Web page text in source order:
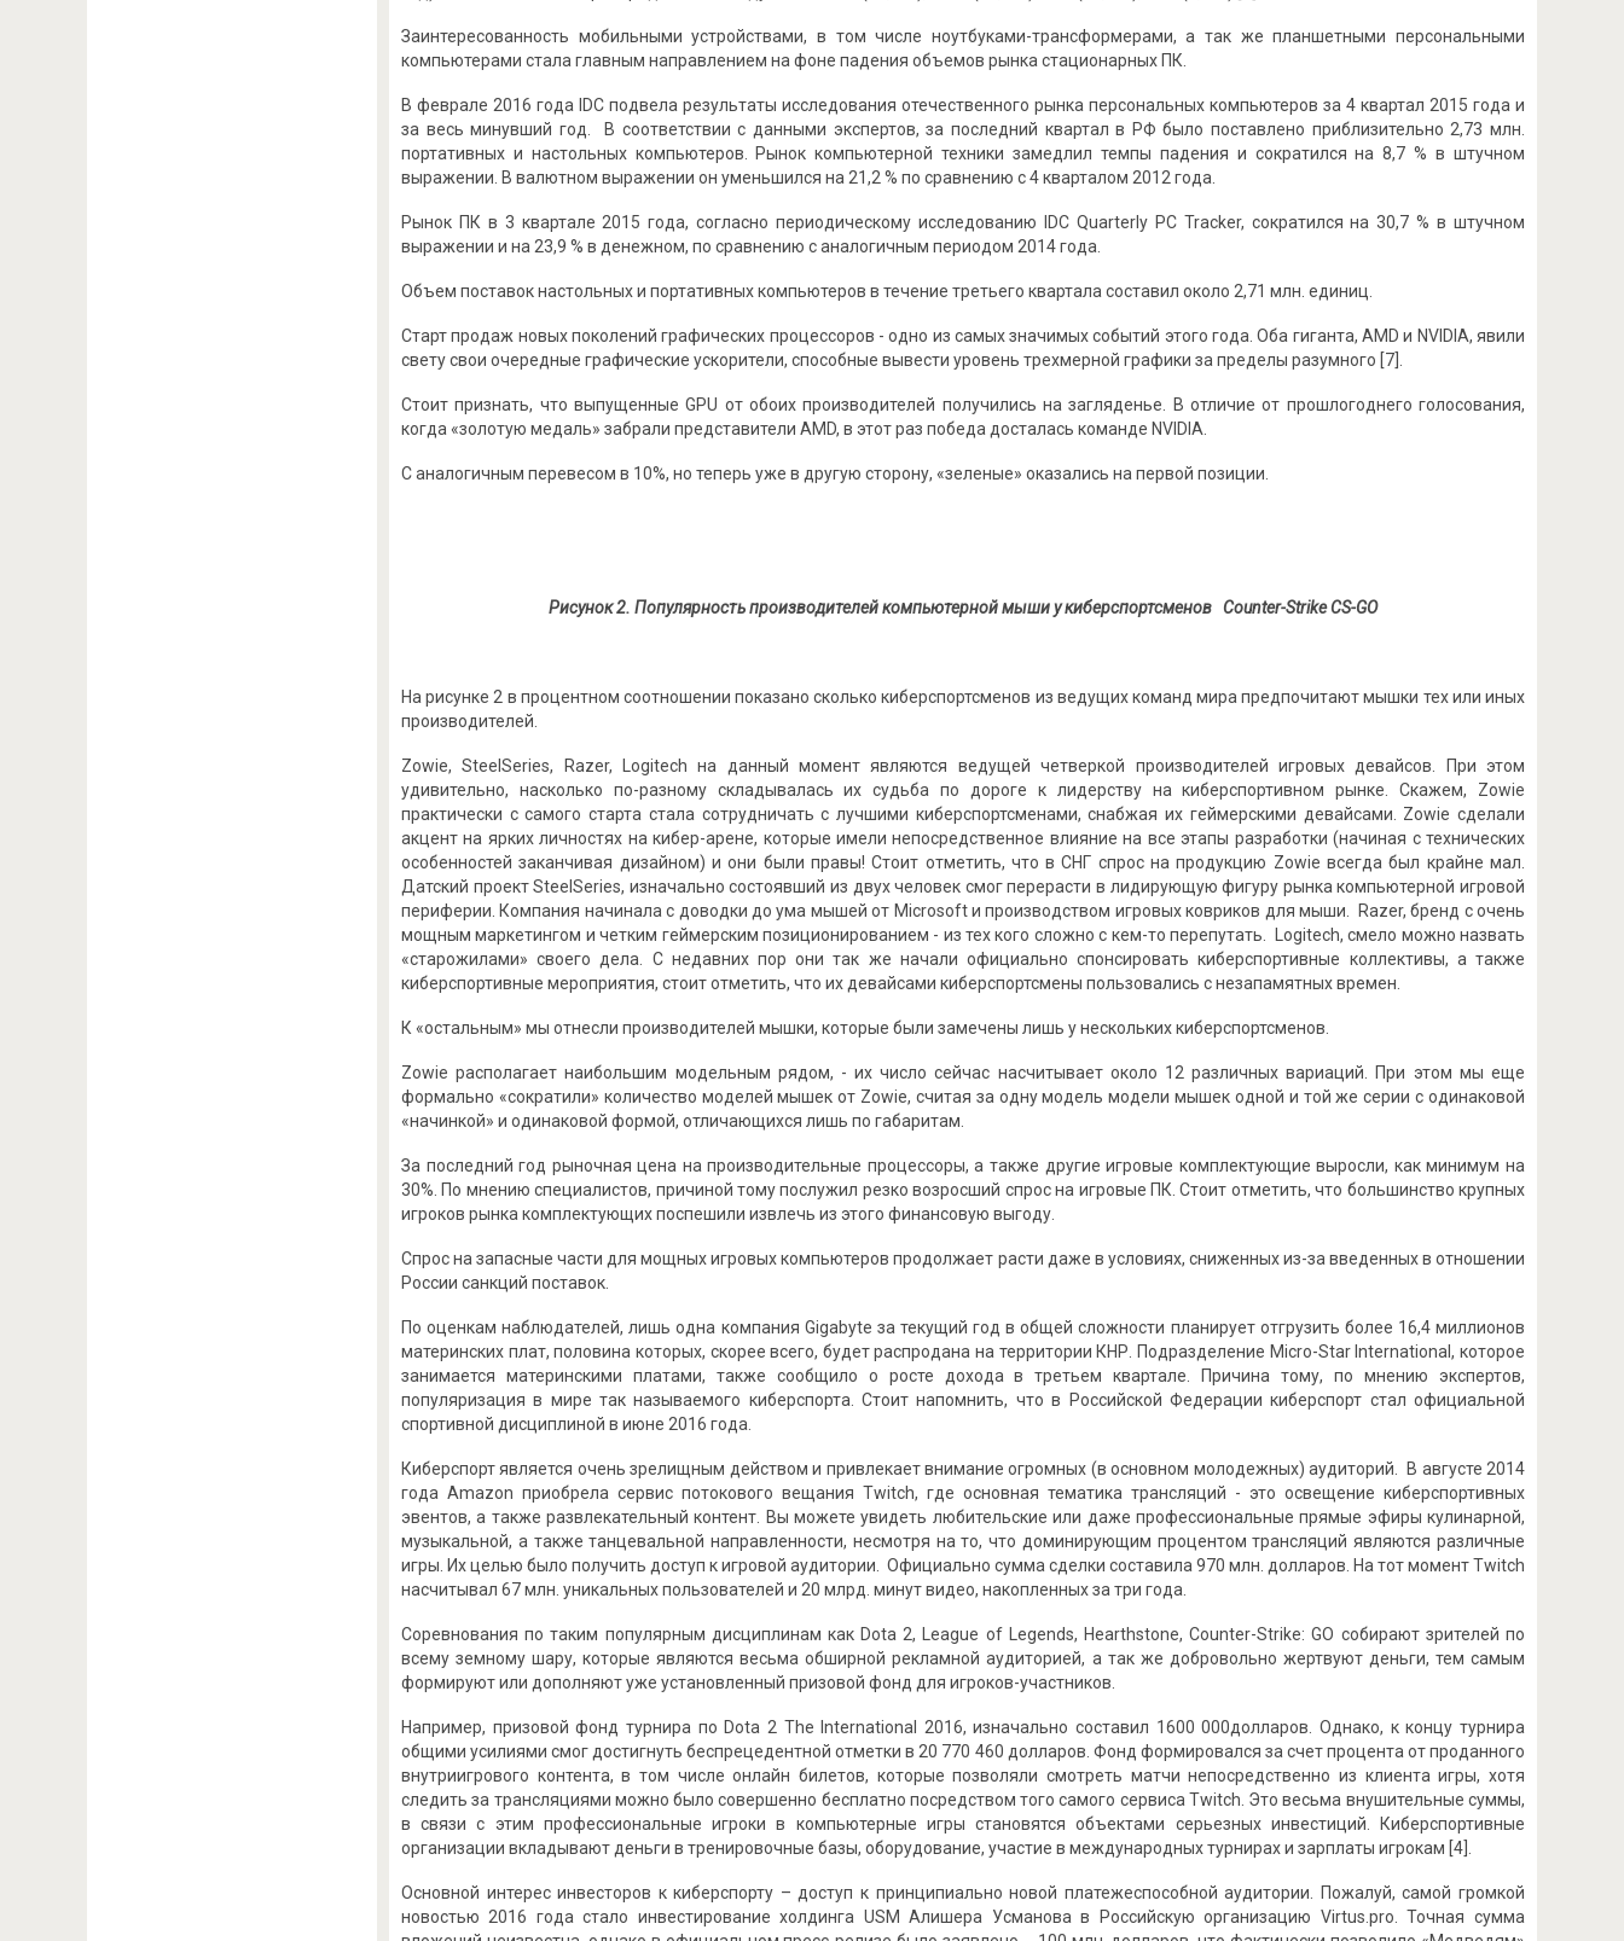
Заинтересованность мобильными устройствами, в том числе ноутбуками-трансформерами, а так же планшетными персональными
компьютерами стала главным направлением на фоне падения объемов рынка стационарных ПК.
В феврале 2016 года IDC подвела результаты исследования отечественного рынка персональных компьютеров за 4 квартал 2015 года и
за весь минувший год. В соответствии с данными экспертов, за последний квартал в РФ было поставлено приблизительно 2,73 млн.
портативных и настольных компьютеров. Рынок компьютерной техники замедлил темпы падения и сократился на 8,7 % в штучном
выражении. В валютном выражении он уменьшился на 21,2 % по сравнению с 4 кварталом 2012 года.
Рынок ПК в 3 квартале 2015 года, согласно периодическому исследованию IDC Quarterly PC Tracker, сократился на 30,7 % в штучном
выражении и на 23,9 % в денежном, по сравнению с аналогичным периодом 2014 года.
Объем поставок настольных и портативных компьютеров в течение третьего квартала составил около 2,71 млн. единиц.
Старт продаж новых поколений графических процессоров - одно из самых значимых событий этого года. Оба гиганта, AMD и NVIDIA, явили
свету свои очередные графические ускорители, способные вывести уровень трехмерной графики за пределы разумного [7].
Стоит признать, что выпущенные GPU от обоих производителей получились на загляденье. В отличие от прошлогоднего голосования,
когда «золотую медаль» забрали представители AMD, в этот раз победа досталась команде NVIDIA.
С аналогичным перевесом в 10%, но теперь уже в другую сторону, «зеленые» оказались на первой позиции.
Рисунок 2. Популярность производителей компьютерной мыши у киберспортсменов Counter-Strike CS-GO
На рисунке 2 в процентном соотношении показано сколько киберспортсменов из ведущих команд мира предпочитают мышки тех или иных
производителей.
Zowie, SteelSeries, Razer, Logitech на данный момент являются ведущей четверкой производителей игровых девайсов. При этом
удивительно, насколько по-разному складывалась их судьба по дороге к лидерству на киберспортивном рынке. Скажем, Zowie
практически с самого старта стала сотрудничать с лучшими киберспортсменами, снабжая их геймерскими девайсами. Zowie сделали
акцент на ярких личностях на кибер-арене, которые имели непосредственное влияние на все этапы разработки (начиная с технических
особенностей заканчивая дизайном) и они были правы! Стоит отметить, что в СНГ спрос на продукцию Zowie всегда был крайне мал.
Датский проект SteelSeries, изначально состоявший из двух человек смог перерасти в лидирующую фигуру рынка компьютерной игровой
периферии. Компания начинала с доводки до ума мышей от Microsoft и производством игровых ковриков для мыши. Razer, бренд с очень
мощным маркетингом и четким геймерским позиционированием - из тех кого сложно с кем-то перепутать. Logitech, смело можно назвать
«старожилами» своего дела. С недавних пор они так же начали официально спонсировать киберспортивные коллективы, а также
киберспортивные мероприятия, стоит отметить, что их девайсами киберспортсмены пользовались с незапамятных времен.
К «остальным» мы отнесли производителей мышки, которые были замечены лишь у нескольких киберспортсменов.
Zowie располагает наибольшим модельным рядом, - их число сейчас насчитывает около 12 различных вариаций. При этом мы еще
формально «сократили» количество моделей мышек от Zowie, считая за одну модель модели мышек одной и той же серии с одинаковой
«начинкой» и одинаковой формой, отличающихся лишь по габаритам.
За последний год рыночная цена на производительные процессоры, а также другие игровые комплектующие выросли, как минимум на
30%. По мнению специалистов, причиной тому послужил резко возросший спрос на игровые ПК. Стоит отметить, что большинство крупных
игроков рынка комплектующих поспешили извлечь из этого финансовую выгоду.
Спрос на запасные части для мощных игровых компьютеров продолжает расти даже в условиях, сниженных из-за введенных в отношении
России санкций поставок.
По оценкам наблюдателей, лишь одна компания Gigabyte за текущий год в общей сложности планирует отгрузить более 16,4 миллионов
материнских плат, половина которых, скорее всего, будет распродана на территории КНР. Подразделение Micro-Star International, которое
занимается материнскими платами, также сообщило о росте дохода в третьем квартале. Причина тому, по мнению экспертов,
популяризация в мире так называемого киберспорта. Стоит напомнить, что в Российской Федерации киберспорт стал официальной
спортивной дисциплиной в июне 2016 года.
Киберспорт является очень зрелищным действом и привлекает внимание огромных (в основном молодежных) аудиторий. В августе 2014
года Amazon приобрела сервис потокового вещания Twitch, где основная тематика трансляций - это освещение киберспортивных
эвентов, а также развлекательный контент. Вы можете увидеть любительские или даже профессиональные прямые эфиры кулинарной,
музыкальной, а также танцевальной направленности, несмотря на то, что доминирующим процентом трансляций являются различные
игры. Их целью было получить доступ к игровой аудитории. Официально сумма сделки составила 970 млн. долларов. На тот момент Twitch
насчитывал 67 млн. уникальных пользователей и 20 млрд. минут видео, накопленных за три года.
Соревнования по таким популярным дисциплинам как Dota 2, League of Legends, Hearthstone, Counter-Strike: GO собирают зрителей по
всему земному шару, которые являются весьма обширной рекламной аудиторией, а так же добровольно жертвуют деньги, тем самым
формируют или дополняют уже установленный призовой фонд для игроков-участников.
Например, призовой фонд турнира по Dota 2 The International 2016, изначально составил 1600 000долларов. Однако, к концу турнира
общими усилиями смог достигнуть беспрецедентной отметки в 20 770 460 долларов. Фонд формировался за счет процента от проданного
внутриигрового контента, в том числе онлайн билетов, которые позволяли смотреть матчи непосредственно из клиента игры, хотя
следить за трансляциями можно было совершенно бесплатно посредством того самого сервиса Twitch. Это весьма внушительные суммы,
в связи с этим профессиональные игроки в компьютерные игры становятся объектами серьезных инвестиций. Киберспортивные
организации вкладывают деньги в тренировочные базы, оборудование, участие в международных турнирах и зарплаты игрокам [4].
Основной интерес инвесторов к киберспорту – доступ к принципиально новой платежеспособной аудитории. Пожалуй, самой громкой
новостью 2016 года стало инвестирование холдинга USM Алишера Усманова в Российскую организацию Virtus.pro. Точная сумма